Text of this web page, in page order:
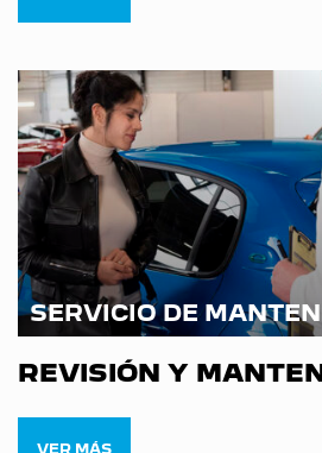
SERVICIO DE
REVISIÓN Y
VER MÁS